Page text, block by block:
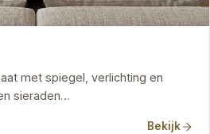
met spiegel, verlichting en
sieraden…
Bekijk